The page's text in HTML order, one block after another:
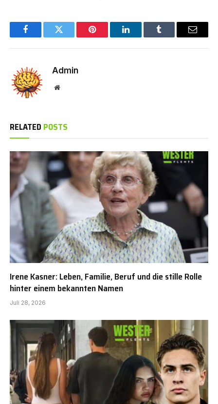
FacebookTwitter Pinterest LinkedInTumblr Email
Admin
Website
RELATED POSTS
Irene Kasner: Leben, Familie, Beruf und die stille Rolle
hinter einem bekannten Namen
Juli 28, 2026